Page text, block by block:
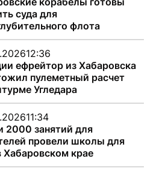
суда для
флота
12:36
ефрейтор из Хабаровска
пулеметный расчет
Угледара
11:34
2000 занятий для
провели школы для
Хабаровском крае